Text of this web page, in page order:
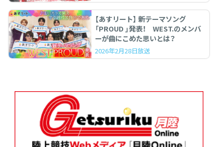
【あすリート】 新テーマソング
「PROUD 」発表！ WEST.のメンバ
ーが曲にこめた思いとは？
2026年2月28日放送